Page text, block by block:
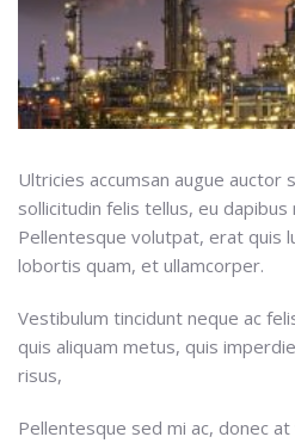
Ultricies accumsan augue auctor
sollicitudin felis tellus, eu
Pellentesque volutpat, erat quis
lobortis quam, et ullamcorper.
Vestibulum tincidunt neque ac
quis aliquam metus, quis
risus,
Pellentesque sed mi ac, donec